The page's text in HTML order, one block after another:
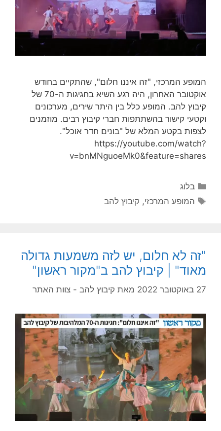
המופע המרכזי, "זה איננו חלום", שהתקיים בחודש
אוקטובר האחרון, היה רגע השיא בחגיגות ה-70 של
קיבוץ להב. המופע כלל בין היתר שירים, מערכונים
וקטעי קישור בהשתתפות חברי קיבוץ רבים. מוזמנים
לצפות בקטע המלא של "בונים חדר אוכל".
https://youtube.com/watch?
v=bnMNguoeMk0&feature=shares
בלוג
המופע המרכזי, קיבוץ להב
"זה לא חלום, יש לזה משמעות גדולה
מאוד" | קיבוץ להב ב"מקור ראשון"
27 באוקטובר 2022 מאת קיבוץ להב - צוות האתר